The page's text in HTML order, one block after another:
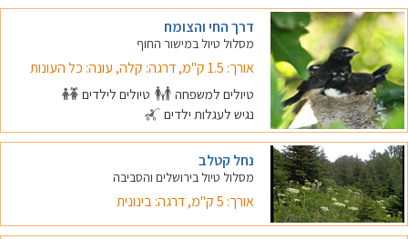
דרך החי והצומח
מסלול טיול במישור החוף
אורך: 1.5 ק"מ, דרגה: קלה, עונה: כל העונות
טיולים למשפחה
טיולים לילדים
נגיש לעגלות ילדים
נחל קטלב
מסלול טיול בירושלים והסביבה
אורך: 5 ק"מ, דרגה: בינונית